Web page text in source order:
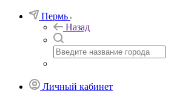
Пермь
Назад
Личный кабинет